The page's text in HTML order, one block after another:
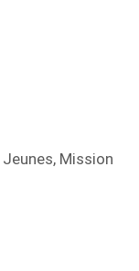
Jeunes, Mission